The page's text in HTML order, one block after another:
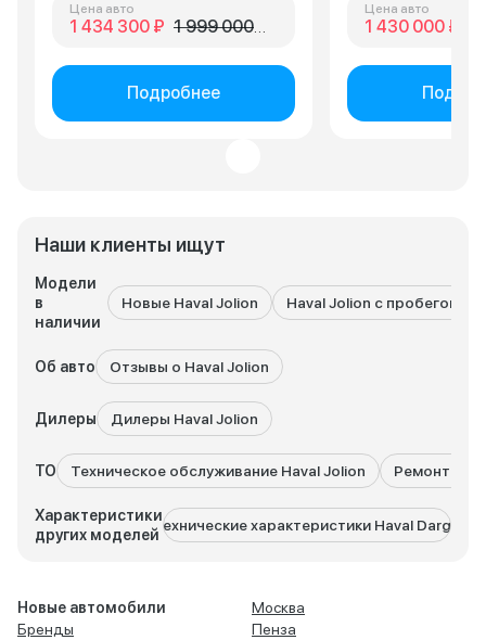
Наши клиенты ищут
Модели
в
наличии
Новые Haval Jolion Haval Jolion с пробегом
Об авто Отзывы о Haval Jolion
Дилеры Дилеры Haval Jolion
ТО Техническое обслуживание Haval Jolion Ремонт
Характеристики
других моделей
Технические характеристики Haval Dargo
Цена авто
1 434 300 ₽ 1 999 000 ₽
Подробнее
Цена авто
1 430 000 ₽
Новые автомобили
Бренды
Москва
Пенза